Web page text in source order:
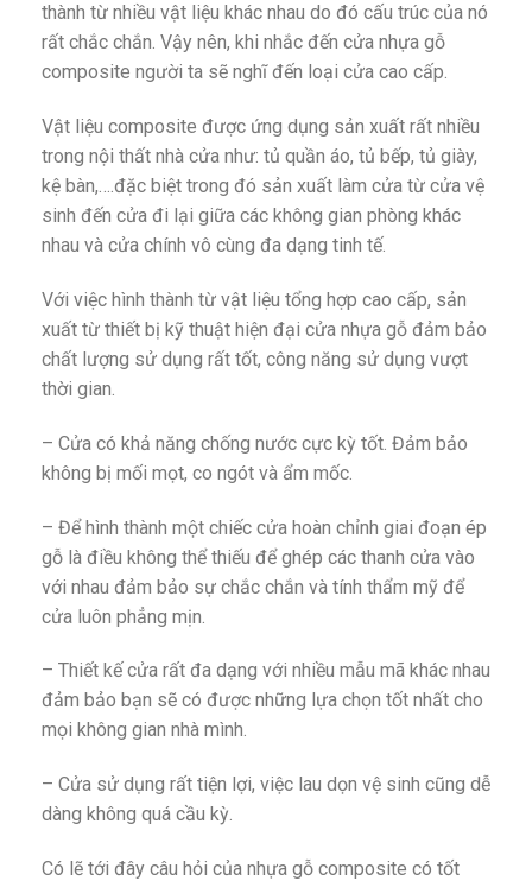
thành từ nhiều vật liệu khác nhau do đó cấu trúc của nó
rất chắc chắn. Vậy nên, khi nhắc đến cửa nhựa gỗ
composite người ta sẽ nghĩ đến loại cửa cao cấp.
Vật liệu composite được ứng dụng sản xuất rất nhiều
trong nội thất nhà cửa như: tủ quần áo, tủ bếp, tủ giày,
kệ bàn,….đặc biệt trong đó sản xuất làm cửa từ cửa vệ
sinh đến cửa đi lại giữa các không gian phòng khác
nhau và cửa chính vô cùng đa dạng tinh tế.
Với việc hình thành từ vật liệu tổng hợp cao cấp, sản
xuất từ thiết bị kỹ thuật hiện đại cửa nhựa gỗ đảm bảo
chất lượng sử dụng rất tốt, công năng sử dụng vượt
thời gian.
– Cửa có khả năng chống nước cực kỳ tốt. Đảm bảo
không bị mối mọt, co ngót và ẩm mốc.
– Để hình thành một chiếc cửa hoàn chỉnh giai đoạn ép
gỗ là điều không thể thiếu để ghép các thanh cửa vào
với nhau đảm bảo sự chắc chắn và tính thẩm mỹ để
cửa luôn phẳng mịn.
– Thiết kế cửa rất đa dạng với nhiều mẫu mã khác nhau
đảm bảo bạn sẽ có được những lựa chọn tốt nhất cho
mọi không gian nhà mình.
– Cửa sử dụng rất tiện lợi, việc lau dọn vệ sinh cũng dễ
dàng không quá cầu kỳ.
Có lẽ tới đây câu hỏi của nhựa gỗ composite có tốt